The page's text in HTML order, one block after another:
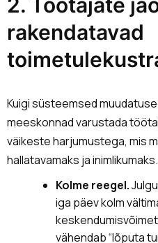
rakendatavad
Kuigi süsteemsed
meeskonnad varustada
väikeste harjumustega, mis
hallatavamaks ja inimlikumaks.
Kolme reegel.
iga päev kolm
vähendab “lõputa